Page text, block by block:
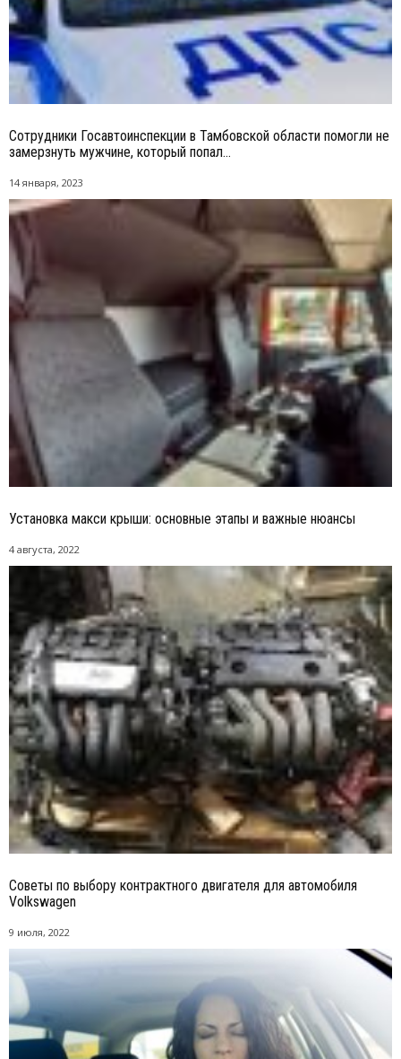
Сотрудники Госавтоинспекции в Тамбовской области помогли не
замерзнуть мужчине, который попал...
14 января, 2023
Установка макси крыши: основные этапы и важные нюансы
4 августа, 2022
Советы по выбору контрактного двигателя для автомобиля
Volkswagen
9 июля, 2022